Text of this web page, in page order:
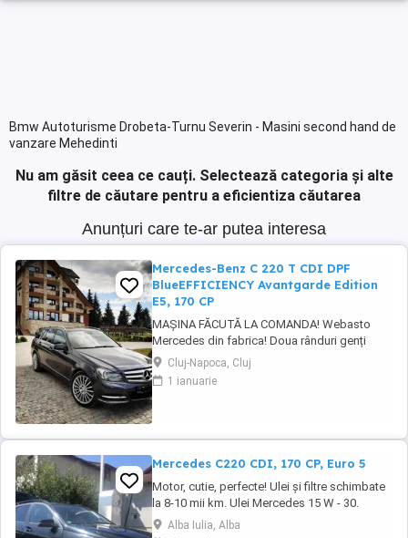
Bmw Autoturisme Drobeta-Turnu Severin - Masini second hand de
vanzare Mehedinti
Nu am găsit ceea ce cauți. Selectează categoria și alte
filtre de căutare pentru a eficientiza căutarea
Anunțuri care te-ar putea interesa
Mercedes-Benz C 220 T CDI DPF
BlueEFFICIENCY Avantgarde Edition
E5, 170 CP
MAȘINA FĂCUTĂ LA COMANDA! Webasto
Mercedes din fabrica! Doua rânduri genți
echipate. Echipament special: Faruri bi-xenon
cu distribuție adaptivă a luminii (Intelligent
Light System), sistem de asistență la
de combustibil: ...
Cluj-Napoca, Cluj
1 ianuarie
Mercedes C220 CDI, 170 CP, Euro 5
Motor, cutie, perfecte! Ulei și filtre schimbate
la 8-10 mii km. Ulei Mercedes 15 W - 30.
Echipamente si caracteristici speciale: Sistem
Alba Iulia, Alba